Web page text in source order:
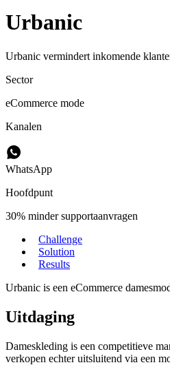
Urbanic
Urbanic vermindert inkomende
Sector
eCommerce mode
Kanalen
WhatsApp
Hoofdpunt
30% minder supportaanvragen
Challenge
Solution
Results
Urbanic is een eCommerce
Uitdaging
Dameskleding is een competitieve
verkopen echter uitsluitend via een